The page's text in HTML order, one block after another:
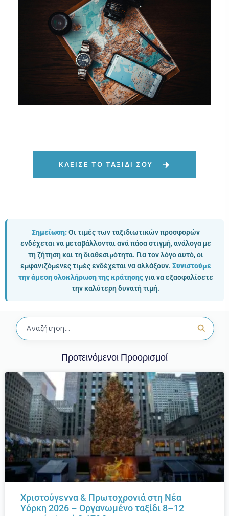
ΚΛΕΙΣΕ ΤΟ ΤΑΞΙΔΙ ΣΟΥ
Σημείωση:Οι τιμές των ταξιδιωτικών προσφορών
ενδέχεται να μεταβάλλονται ανά πάσα στιγμή, ανάλογα με
τη ζήτηση και τη διαθεσιμότητα. Για τον λόγο αυτό, οι
εμφανιζόμενες τιμές ενδέχεται να αλλάξουν. Συνιστούμε
την άμεση ολοκλήρωση της κράτησηςγια να εξασφαλίσετε
την καλύτερη δυνατή τιμή.
Προτεινόμενοι Προορισμοί
Χριστούγεννα & Πρωτοχρονιά στη Νέα
Υόρκη 2026 – Οργανωμένο ταξίδι 8–12